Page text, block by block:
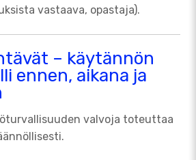
vastaava, opastaja).
– käytännön
ennen, aikana ja
valvoja toteuttaa